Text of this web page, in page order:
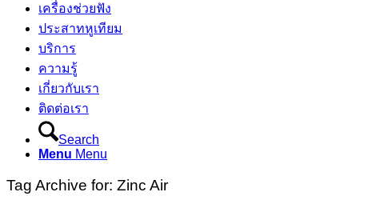
เครื่องช่วยฟัง
ประสาทหูเทียม
บริการ
ความรู้
เกี่ยวกับเรา
ติดต่อเรา
Search
Menu Menu
Tag Archive for: Zinc Air